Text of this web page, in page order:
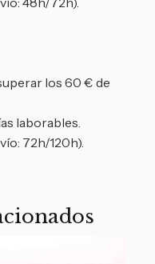
los 60 € de
laborables.
72h/120h).